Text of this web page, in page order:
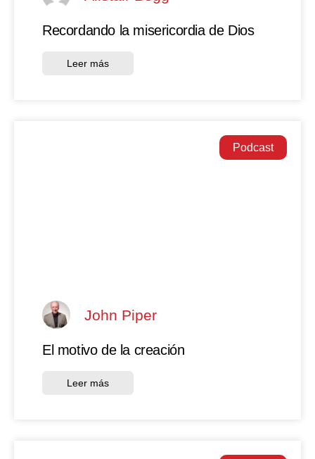
Recordando la misericordia de Dios
Leer más
Podcast
John Piper
El motivo de la creación
Leer más